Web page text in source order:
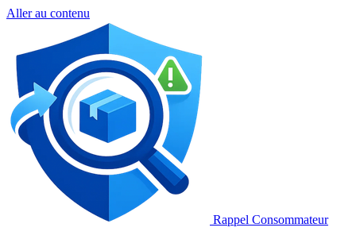
Aller au contenu
Rappel Consommateur